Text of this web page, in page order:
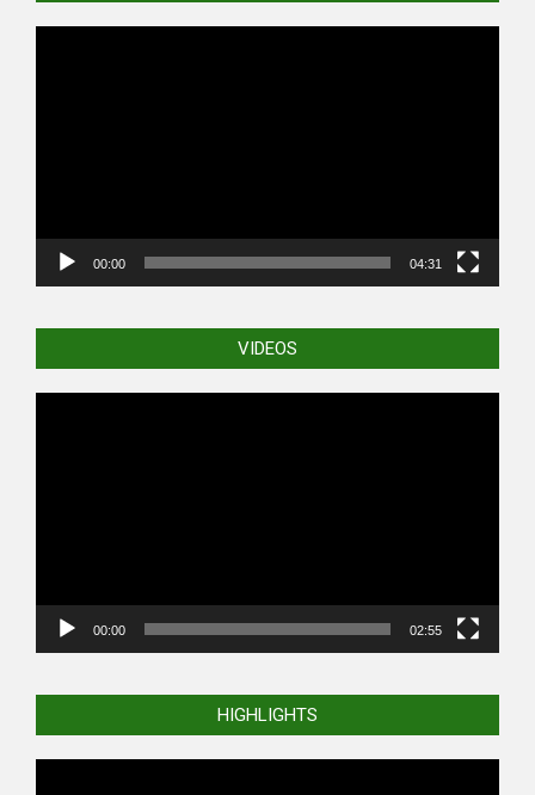
00:00 04:31
VIDEOS
00:00 02:55
HIGHLIGHTS